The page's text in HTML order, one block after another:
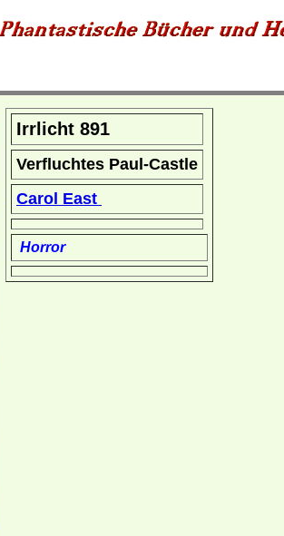
Irrlicht 891
Verfluchtes Paul-Castle
Carol East
Horror